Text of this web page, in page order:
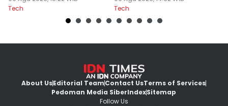
Tech
Tech
About UsEditorial TeamContact UsTerms of Services
Pedoman Media SiberIndexSitemap
Follow Us